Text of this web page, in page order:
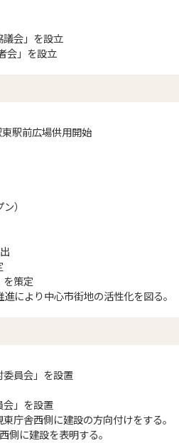
会」を設立
会」を設立
駅前広場供用開始
）
を策定
により中心市街地の活性化を図る。
員会」を設置
会」を設置
庁舎西側に建設の方向付けをする。
側に建設を表明する。